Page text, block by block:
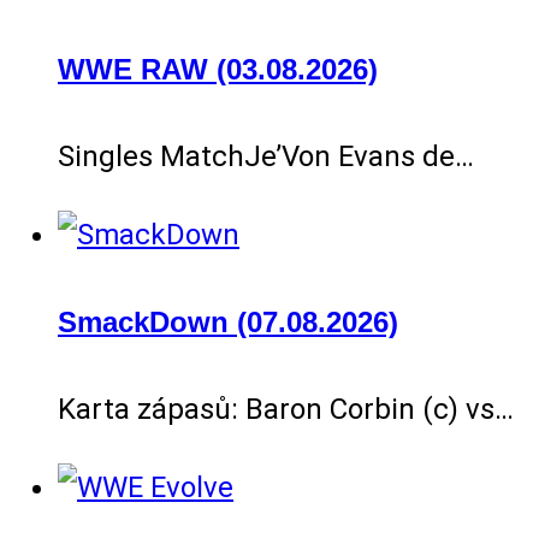
WWE RAW (03.08.2026)
Singles MatchJe’Von Evans de…
SmackDown (07.08.2026)
Karta zápasů: Baron Corbin (c) vs…